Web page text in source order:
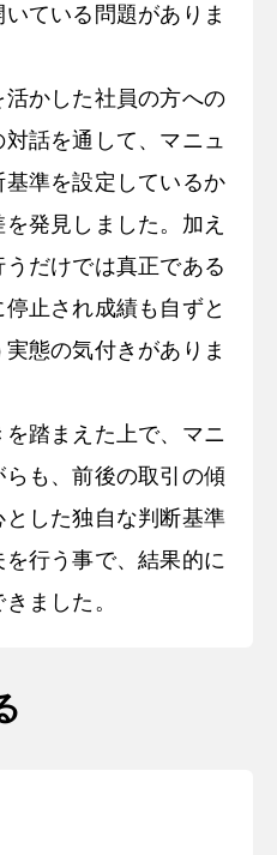
ている問題がありま
かした社員の方への
話を通して、マニュ
準を設定しているか
発見しました。加え
だけでは真正である
止され成績も自ずと
態の気付きがありま
踏まえた上で、マニ
も、前後の取引の傾
した独自な判断基準
行う事で、結果的に
ました。